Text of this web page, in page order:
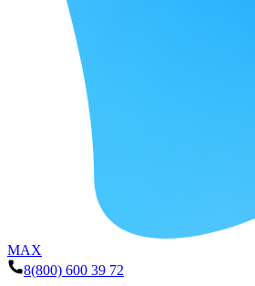
MAX
8(800) 600 39 72